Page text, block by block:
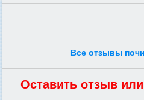
Все отзывы
Оставить отзыв